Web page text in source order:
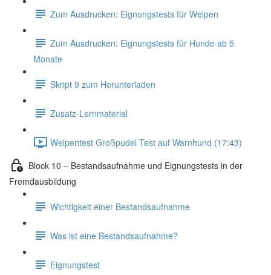
Zum Ausdrucken: Eignungstests für Welpen
Zum Ausdrucken: Eignungstests für Hunde ab 5
Monate
Skript 9 zum Herunterladen
Zusatz-Lernmaterial
Welpentest Großpudel Test auf Warnhund (17:43)
Block 10 – Bestandsaufnahme und Eignungstests in der
Fremdausbildung
Wichtigkeit einer Bestandsaufnahme
Was ist eine Bestandsaufnahme?
Eignungstest